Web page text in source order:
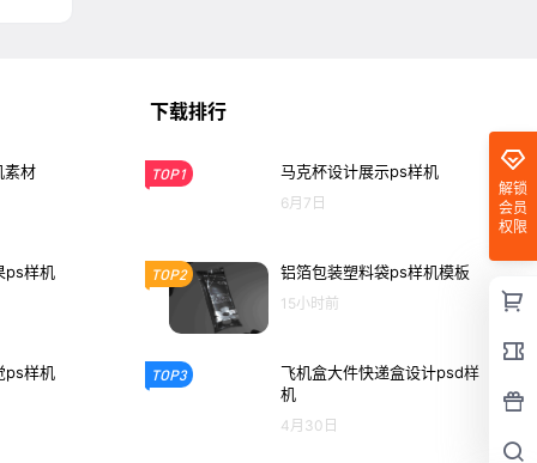
解锁
会员
权限
素材
ps样机
ps样机
下载排行
TOP1 马克杯设计展示ps样机
6月7日
TOP2 铝箔包装塑料袋ps样机模板
15小时前
TOP3
飞机盒大件快递盒设计psd样
机
4月30日